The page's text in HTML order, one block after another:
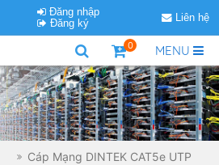
Đăng nhập
Đăng ký
Liên hệ
MENU
0
Cáp Mạng DINTEK CAT5e UTP